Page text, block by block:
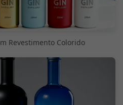
Revestimento Colorido